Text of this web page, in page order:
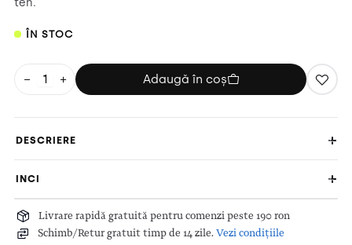
ten.
ÎN STOC
− + Adaugă în coș
DESCRIERE
INCI
Livrare rapidă gratuită pentru comenzi peste 190 ron
Schimb/Retur gratuit timp de 14 zile. Vezi condițiile